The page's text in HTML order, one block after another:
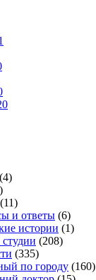
(4)
(11)
и ответы (6)
истории (1)
студии (208)
(335)
по городу (160)